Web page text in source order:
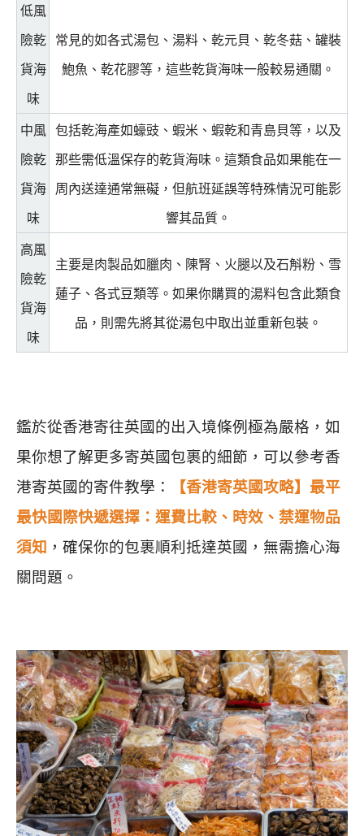
低風
險乾
貨海
味
常見的如各式湯包、湯料、乾元貝、乾冬菇、罐裝
鮑魚、乾花膠等，這些乾貨海味一般較易通關。
中風
險乾
貨海
味
包括乾海產如蠔豉、蝦米、蝦乾和青島貝等，以及
那些需低溫保存的乾貨海味。這類食品如果能在一
周內送達通常無礙，但航班延誤等特殊情況可能影
響其品質。
高風
險乾
貨海
味
主要是肉製品如臘肉、陳腎、火腿以及石斛粉、雪
蓮子、各式豆類等。如果你購買的湯料包含此類食
品，則需先將其從湯包中取出並重新包裝。
鑑於從香港寄往英國的出入境條例極為嚴格，如
果你想了解更多寄英國包裹的細節，可以參考香
港寄英國的寄件教學：
【香港寄英國攻略】最平
最快國際快遞選擇：運費比較、時效、禁運物品
須知 ，確保你的包裹順利抵達英國，無需擔心海
關問題。